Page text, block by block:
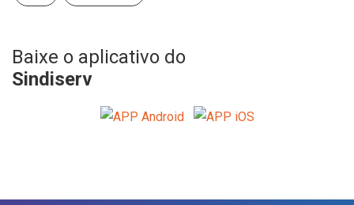
Baixe o aplicativo do
Sindiserv